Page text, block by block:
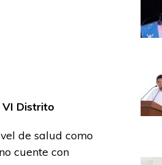
VI Distrito
de salud como
cuente con